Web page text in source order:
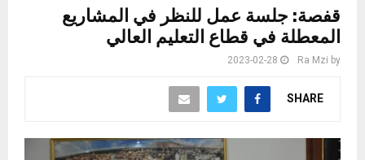
قفصة: جلسة عمل للنظر في المشاريع
المعطلة في قطاع التعليم العالي
by
Ra Mzi
2023-02-28
SHARE